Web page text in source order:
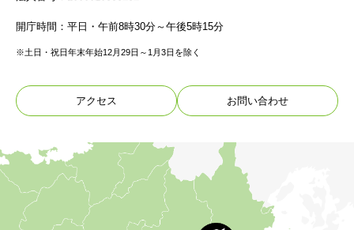
開庁時間：平日・午前8時30分～午後5時15分
※土日・祝日年末年始12月29日～1月3日を除く
アクセス お問い合わせ